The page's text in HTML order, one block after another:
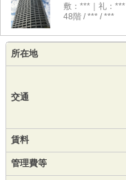
敷：***｜礼：***
48階 / *** / ***
所在地
交通
賃料
管理費等